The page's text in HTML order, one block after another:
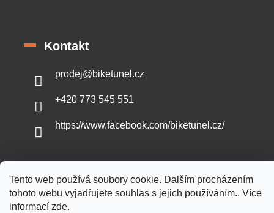
Tento web používá soubory cookie. Dalším procházením
tohoto webu vyjadřujete souhlas s jejich používáním.. Více
informací zde.
Kontakt
prodej@biketunel.cz
+420 773 545 551
https://www.facebook.com/biketunel.cz/
Vytvořil Shoptet